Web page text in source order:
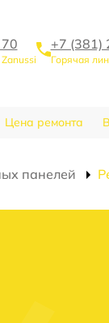
+7 (381)
Горячая
Цена ремонта
панелей